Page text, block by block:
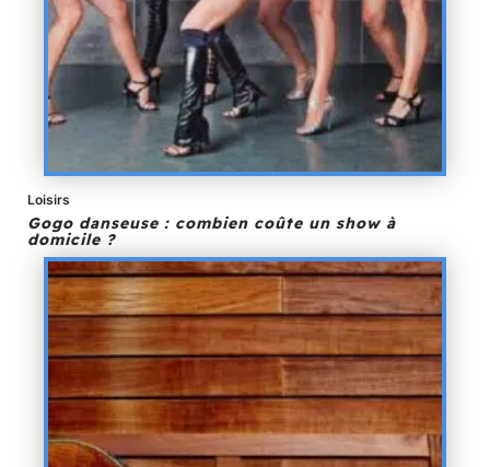
Loisirs
Gogo danseuse : combien coûte un show à
domicile ?